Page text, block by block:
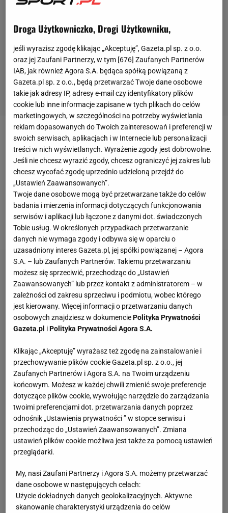
Hiszpaniawciąż nie poradziła sobie z pandemią,
choć kilka tygodni temu wydawało się, że wszystko
idzie w dobrą stronę. Niemal 290 tysięcy osób jest
zakażonych, a blisko 30 tysięcy już zmarło. Jednym
z największych ognisk koronawirusa jest Katalonia,
gdzie w ciągu ostatniej doby zarejestrowano ponad
1400 zakażeń.
Droga Użytkowniczko, Drogi Użytkowniku,
jeśli wyrazisz zgodę klikając „Akceptuję”, Gazeta.pl sp. z o.o.
oraz jej Zaufani Partnerzy, w tym [676] Zaufanych Partnerów
IAB, jak również Agora S.A. będąca spółką powiązaną z
Gazeta.pl sp. z o.o., będą przetwarzać Twoje dane osobowe
takie jak adresy IP, adresy e-mail czy identyfikatory plików
cookie lub inne informacje zapisane w tych plikach do celów
marketingowych, w szczególności na potrzeby wyświetlania
reklam dopasowanych do Twoich zainteresowań i preferencji w
swoich serwisach, aplikacjach i w Internecie lub personalizacji
treści w nich wyświetlanych. Wyrażenie zgody jest dobrowolne.
Jeśli nie chcesz wyrazić zgody, chcesz ograniczyć jej zakres lub
chcesz wycofać zgodę uprzednio udzieloną przejdź do
„Ustawień Zaawansowanych”.
Twoje dane osobowe mogą być przetwarzane także do celów
badania i mierzenia informacji dotyczących funkcjonowania
serwisów i aplikacji lub łączone z danymi dot. świadczonych
Tobie usług. W określonych przypadkach przetwarzanie
danych nie wymaga zgody i odbywa się w oparciu o
uzasadniony interes Gazeta.pl, jej spółki powiązanej – Agora
S.A. – lub Zaufanych Partnerów. Takiemu przetwarzaniu
możesz się sprzeciwić, przechodząc do „Ustawień
Zaawansowanych” lub przez kontakt z administratorem – w
zależności od zakresu sprzeciwu i podmiotu, wobec którego
jest kierowany. Więcej informacji o przetwarzaniu danych
osobowych znajdziesz w dokumenciePolityka Prywatności
Gazeta.pl iPolityka Prywatności Agora S.A.
Klikając „Akceptuję” wyrażasz też zgodę na zainstalowanie i
przechowywanie plików cookie Gazeta.pl sp. z o.o., jej
Zaufanych Partnerów i Agora S.A. na Twoim urządzeniu
końcowym. Możesz w każdej chwili zmienić swoje preferencje
dotyczące plików cookie, wywołując narzędzie do zarządzania
twoimi preferencjami dot. przetwarzania danych poprzez
odnośnik „Ustawienia prywatności ” w stopce serwisu i
przechodząc do „Ustawień Zaawansowanych”. Zmiana
ustawień plików cookie możliwa jest także za pomocą ustawień
przeglądarki.
My, nasi Zaufani Partnerzy i Agora S.A. możemy przetwarzać
dane osobowe w następujących celach:
Użycie dokładnych danych geolokalizacyjnych. Aktywne
skanowanie charakterystyki urządzenia do celów